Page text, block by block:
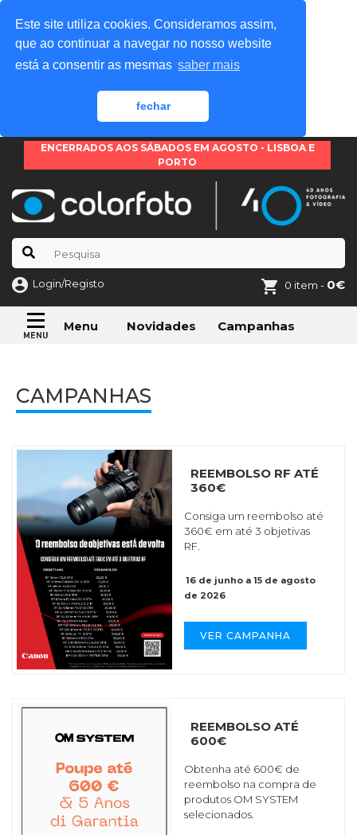
Este site utiliza cookies. Consideramos assim,
que ao continuar a navegar no nosso website
está a consentir as mesmas saber mais
fechar
ENCERRADOS AOS SÁBADOS EM AGOSTO - LISBOA E
PORTO
Login/Registo 0 item - 0€
Menu Novidades Campanhas
CAMPANHAS
REEMBOLSO RF ATÉ
360€
Consiga um reembolso até
360€ em até 3 objetivas
RF.
16 de junho a 15 de agosto
de 2026
VER CAMPANHA
REEMBOLSO ATÉ
600€
Obtenha até 600€ de
reembolso na compra de
produtos OM SYSTEM
selecionados.